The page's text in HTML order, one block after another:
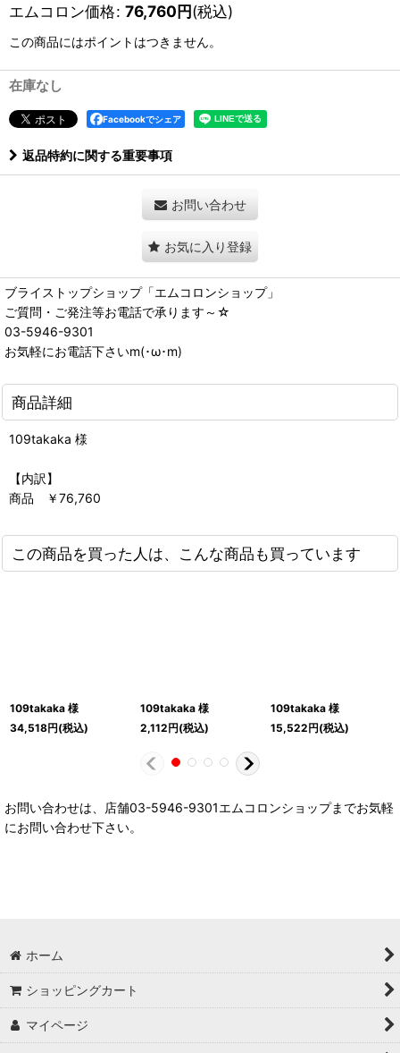
エムコロン価格: 76,760円(税込)
この商品にはポイントはつきません。
在庫なし
Facebookでシェア
返品特約に関する重要事項
お問い合わせ
お気に入り登録
ブライストップショップ「エムコロンショップ」
ご質問・ご発注等お電話で承ります～☆
03-5946-9301
お気軽にお電話下さいm(･ω･m)
商品詳細
109takaka 様
【内訳】
商品 ￥76,760
この商品を買った人は、こんな商品も買っています
109takaka 様
34,518円(税込)
109takaka 様
2,112円(税込)
109takaka 様
15,522円(税込)
お問い合わせは、店舗03-5946-9301エムコロンショップまでお気軽
にお問い合わせ下さい。
ホーム
ショッピングカート
マイページ